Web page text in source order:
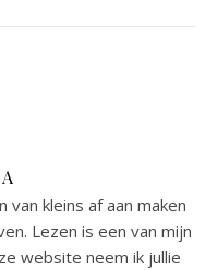
van kleins af aan maken
Lezen is een van mijn
website neem ik jullie